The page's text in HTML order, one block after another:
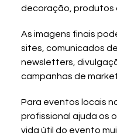
decoração, produtos
As imagens finais
sites, comunicados
newsletters,
campanhas de
Para eventos locais
profissional ajuda os
vida útil do evento